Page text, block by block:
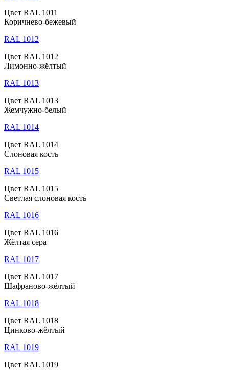
Цвет RAL 1011
Коричнево-бежевый
RAL 1012
Цвет RAL 1012
Лимонно-жёлтый
RAL 1013
Цвет RAL 1013
Жемчужно-белый
RAL 1014
Цвет RAL 1014
Слоновая кость
RAL 1015
Цвет RAL 1015
Светлая слоновая кость
RAL 1016
Цвет RAL 1016
Жёлтая сера
RAL 1017
Цвет RAL 1017
Шафраново-жёлтый
RAL 1018
Цвет RAL 1018
Цинково-жёлтый
RAL 1019
Цвет RAL 1019